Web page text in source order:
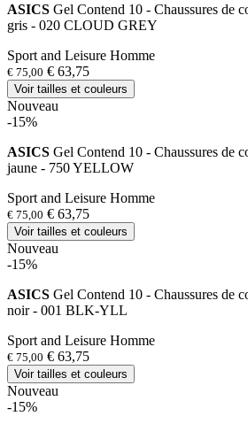
ASICS Gel Contend 10 - Chaussures de
gris - 020 CLOUD GREY
Sport and Leisure Homme
€ 75,00 € 63,75
Voir tailles et couleurs
Nouveau
-15%
ASICS Gel Contend 10 - Chaussures de
jaune - 750 YELLOW
Sport and Leisure Homme
€ 75,00 € 63,75
Voir tailles et couleurs
Nouveau
-15%
ASICS Gel Contend 10 - Chaussures de
noir - 001 BLK-YLL
Sport and Leisure Homme
€ 75,00 € 63,75
Voir tailles et couleurs
Nouveau
-15%